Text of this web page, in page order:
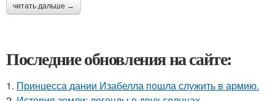
читать дальше →
Последние обновления на сайте:
1. Принцесса дании Изабелла пошла служить в армию.